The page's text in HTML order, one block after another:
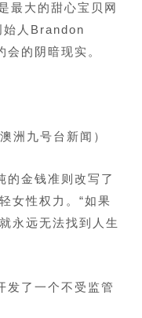
最大的甜心宝贝网
人Brandon
的阴暗现实。
洲九号台新闻）
的金钱准则改写了
女性权力。“如果
永远无法找到人生
发了一个不受监管